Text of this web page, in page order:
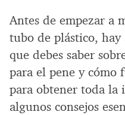
Antes de empezar a
tubo de plástico, hay
que debes saber
para el pene y cómo
para obtener toda
algunos consejos